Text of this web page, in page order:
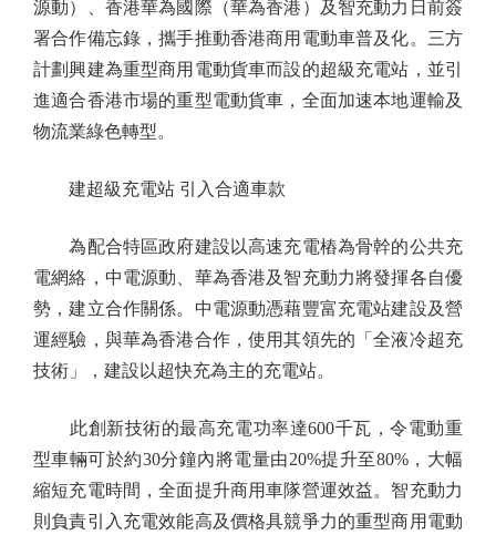
源動）、香港華為國際（華為香港）及智充動力日前簽
署合作備忘錄，攜手推動香港商用電動車普及化。三方
計劃興建為重型商用電動貨車而設的超級充電站，並引
進適合香港市場的重型電動貨車，全面加速本地運輸及
物流業綠色轉型。
建超級充電站 引入合適車款
為配合特區政府建設以高速充電樁為骨幹的公共充
電網絡，中電源動、華為香港及智充動力將發揮各自優
勢，建立合作關係。中電源動憑藉豐富充電站建設及營
運經驗，與華為香港合作，使用其領先的「全液冷超充
技術」，建設以超快充為主的充電站。
此創新技術的最高充電功率達600千瓦，令電動重
型車輛可於約30分鐘內將電量由20%提升至80%，大幅
縮短充電時間，全面提升商用車隊營運效益。智充動力
則負責引入充電效能高及價格具競爭力的重型商用電動